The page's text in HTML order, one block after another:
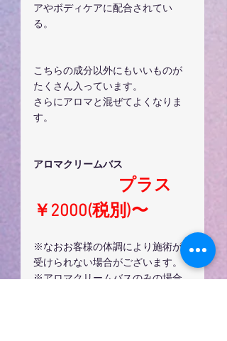
アやボディケアに配合されてい
る。
こちらの成分以外にもいいものが
たくさん入っています。
さらにアロマと混ぜてよくなりま
す。
アロマクリームバス
プラス
￥2000(税別)〜
※なおお客様の体調により施術が
受けられない場合がございます。
※アロマクリームバスのみの場合